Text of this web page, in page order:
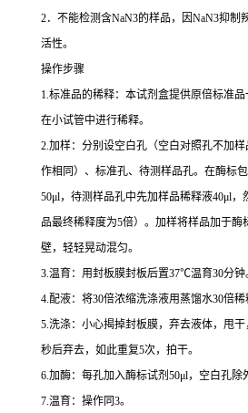
2．不能检测含NaN3的样品，因NaN3抑制
活性。
操作步骤
1.标准品的稀释：本试剂盒提供原倍标准
在小试管中进行稀释。
2.加样：分别设空白孔（空白对照孔不加
作相同）、标准孔、待测样品孔。在酶标
50μl，待测样品孔中先加样品稀释液40μl，
品最终稀释度为5倍）。加样将样品加于酶
壁，轻轻晃动混匀。
3.温育：用封板膜封板后置37℃温育30分钟
4.配液：将30倍浓缩洗涤液用蒸馏水30倍稀
5.洗涤：小心揭掉封板膜，弃去液体，甩
秒后弃去，如此重复5次，拍干。
6.加酶：每孔加入酶标试剂 50μl，空白孔除
7.温育：操作同 3。